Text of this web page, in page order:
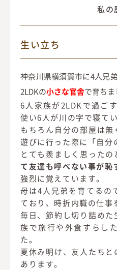
私の
生い立ち
神奈川県横須賀市に4人兄
2LDKの小さな官舎で育ちま
6人家族が2LDKで過ご
使い6人が川の字で寝て
もちろん自分の部屋は
遊びに行った際に「自分
とても羨ましく思ったの
て友達も呼べない事が恥
強烈に覚えています。
母は4人兄弟を育てるの
ており、時折内職の仕事
毎日、節約し切り詰め
族で旅行や外食すらし
た。
夏休み明け、友人たち
あります。